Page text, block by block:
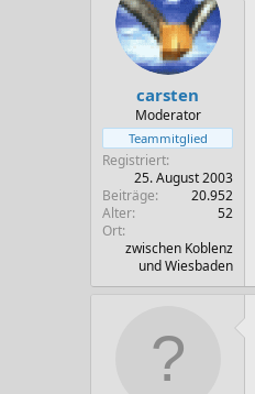
carsten
Moderator
Teammitglied
Registriert
25. August 2003
Beiträge
20.952
Alter
52
Ort
zwischen Koblenz
und Wiesbaden